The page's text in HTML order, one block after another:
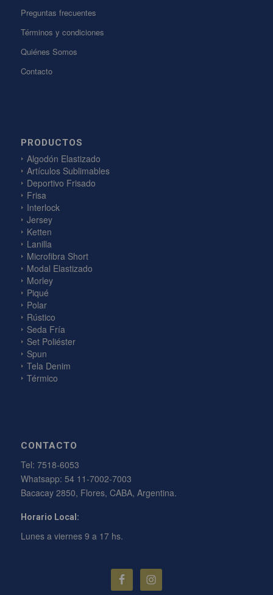
Preguntas frecuentes
Términos y condiciones
Quiénes Somos
Contacto
PRODUCTOS
Algodón Elastizado
Artículos Sublimables
Deportivo Frisado
Frisa
Interlock
Jersey
Ketten
Lanilla
Microfibra Short
Modal Elastizado
Morley
Piqué
Polar
Rústico
Seda Fría
Set Poliéster
Spun
Tela Denim
Térmico
CONTACTO
Tel: 7518-6053
Whatsapp: 54 11-7002-7003
Bacacay 2850, Flores, CABA, Argentina.
Horario Local:
Lunes a viernes 9 a 17 hs.